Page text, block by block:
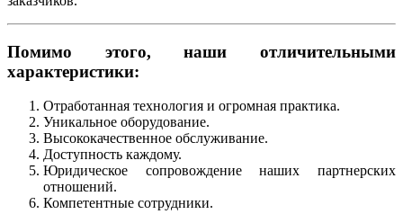
Помимо этого, наши отличительными
характеристики:
Отработанная технология и огромная практика.
Уникальное оборудование.
Высококачественное обслуживание.
Доступность каждому.
Юридическое сопровождение наших партнерских
отношений.
Компетентные сотрудники.